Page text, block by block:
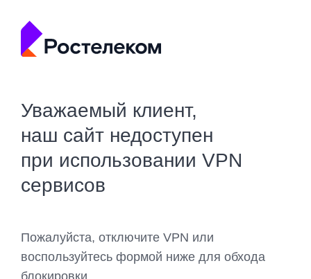
Уважаемый клиент,
наш сайт недоступен
при использовании VPN
сервисов
Пожалуйста, отключите VPN или
воспользуйтесь формой ниже для обхода